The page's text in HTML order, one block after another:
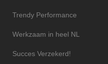
Trendy Performance
Werkzaam in heel NL
Succes Verzekerd!